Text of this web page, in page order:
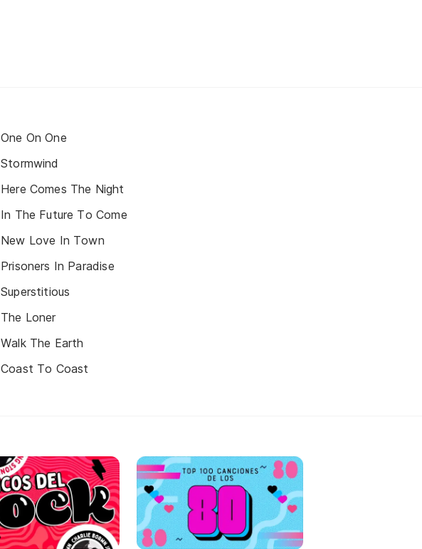
One On One
Stormwind
Here Comes The Night
In The Future To Come
New Love In Town
Prisoners In Paradise
Superstitious
The Loner
Walk The Earth
Coast To Coast